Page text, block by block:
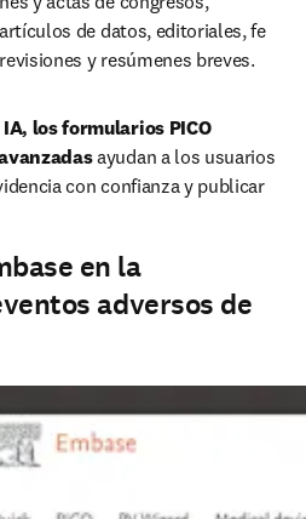
de datos, editoriales, fe
y resúmenes breves.
los formularios PICO
ayudan a los usuarios
con confianza y publicar
en la
adversos de